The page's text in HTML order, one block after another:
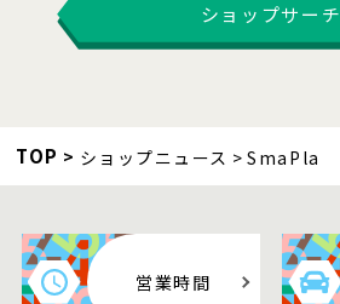
ショップサーチ
TOP ショップニュース SmaPla
営業時間